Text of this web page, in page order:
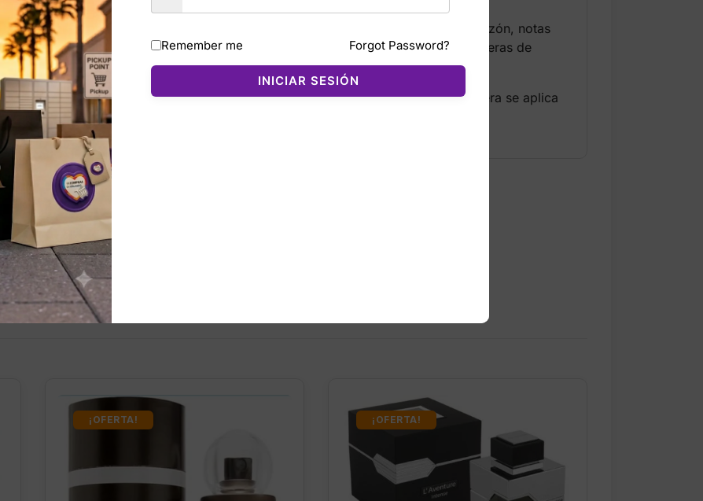
de bergamota y salvia, creando una sensación fresca y energizante. En el corazón, notas
toque especiado que aporta masculinidad sin ser abrumador. El fondo de maderas de
y muy varonil.
del baño, después del gimnasio o como refrescante diario. Su fórmula ligera se aplica
fresca y un aroma duradero.
¡OFERTA! ¡OFERTA!
Remember me Forgot Password?
INICIAR SESIÓN